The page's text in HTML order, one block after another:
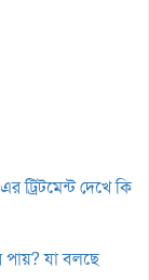
ট্রিটমেন্ট দেখে কি
পায়? যা বলছে